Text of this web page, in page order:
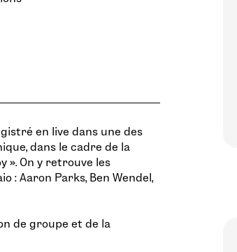
en live dans une des
dans le cadre de la
». On y retrouve les
: Aaron Parks, Ben Wendel,
de groupe et de la